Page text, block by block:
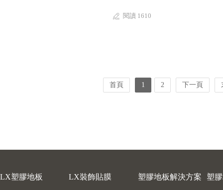
閱讀 1610
首頁 1 2 下一頁
LX塑膠地板 LX裝飾貼膜 塑膠地板解決方案 塑